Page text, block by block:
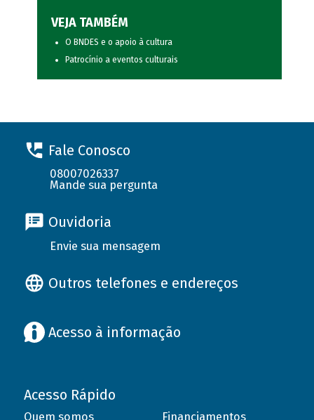
VEJA TAMBÉM
O BNDES e o apoio à cultura
Patrocínio a eventos culturais
Fale Conosco
08007026337
Mande sua pergunta
Ouvidoria
Envie sua mensagem
Outros telefones e endereços
Acesso à informação
Acesso Rápido
Quem somos
Financiamentos